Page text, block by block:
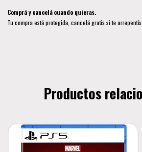
Comprá y cancelá cuando quieras.
Tu compra está protegida, cancelá gratis si te arrepentís.
Productos